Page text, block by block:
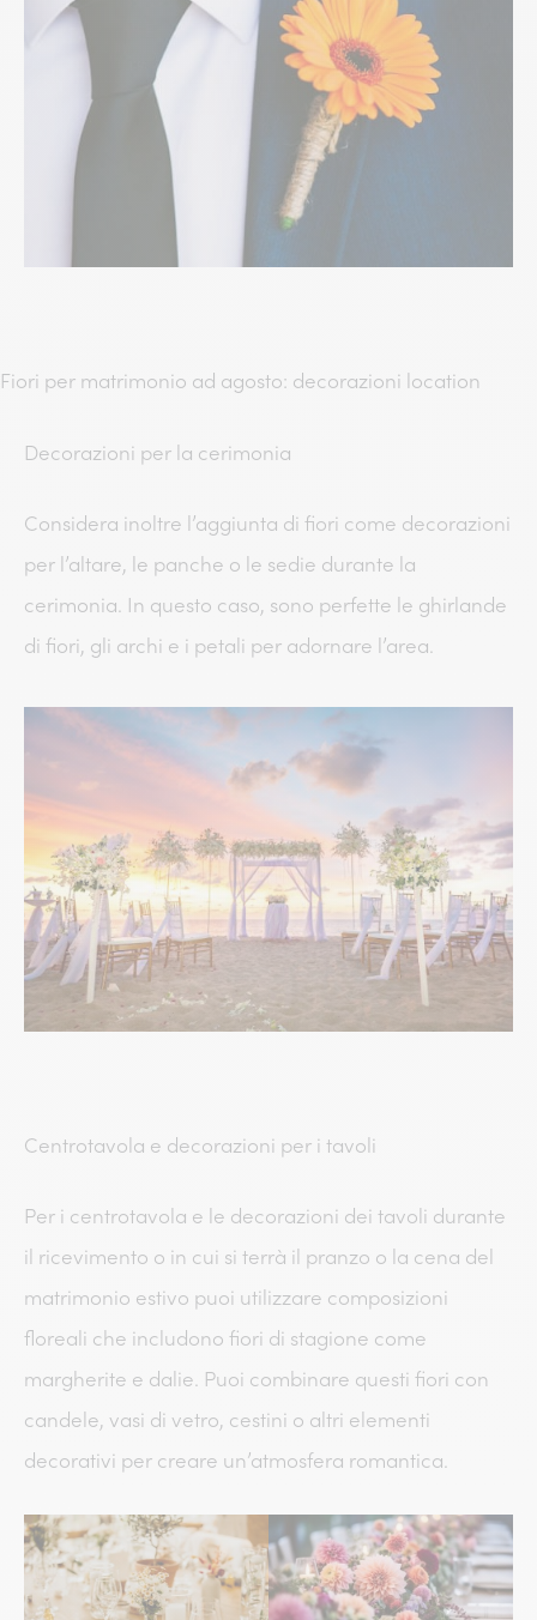
Fiori per matrimonio ad agosto: decorazioni location
Decorazioni per la cerimonia
Considera inoltre l’aggiunta di fiori come decorazioni
per l’altare, le panche o le sedie durante la
cerimonia. In questo caso, sono perfette le ghirlande
di fiori, gli archi e i petali per adornare l’area.
Centrotavola e decorazioni per i tavoli
Per i centrotavola e le decorazioni dei tavoli durante
il ricevimento o in cui si terrà il pranzo o la cena del
matrimonio estivo puoi utilizzare composizioni
floreali che includono fiori di stagione come
margherite e dalie. Puoi combinare questi fiori con
candele, vasi di vetro, cestini o altri elementi
decorativi per creare un’atmosfera romantica.